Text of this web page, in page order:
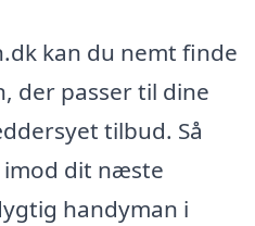
kan du nemt finde
der passer til dine
tilbud. Så
dit næste
handyman i